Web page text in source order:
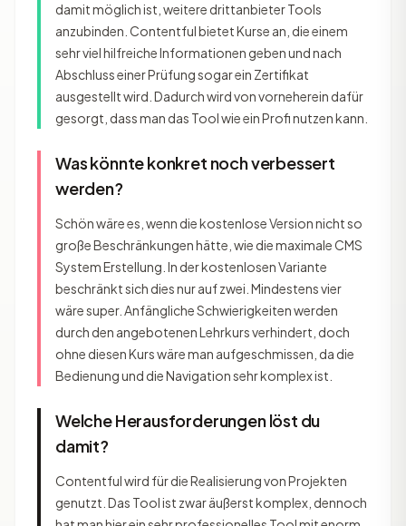
damit möglich ist, weitere drittanbieter Tools
anzubinden. Contentful bietet Kurse an, die einem
sehr viel hilfreiche Informationen geben und nach
Abschluss einer Prüfung sogar ein Zertifikat
ausgestellt wird. Dadurch wird von vorneherein dafür
gesorgt, dass man das Tool wie ein Profi nutzen kann.
Was könnte konkret noch verbessert
werden?
Schön wäre es, wenn die kostenlose Version nicht so
große Beschränkungen hätte, wie die maximale CMS
System Erstellung. In der kostenlosen Variante
beschränkt sich dies nur auf zwei. Mindestens vier
wäre super. Anfängliche Schwierigkeiten werden
durch den angebotenen Lehrkurs verhindert, doch
ohne diesen Kurs wäre man aufgeschmissen, da die
Bedienung und die Navigation sehr komplex ist.
Welche Herausforderungen löst du
damit?
Contentful wird für die Realisierung von Projekten
genutzt. Das Tool ist zwar äußerst komplex, dennoch